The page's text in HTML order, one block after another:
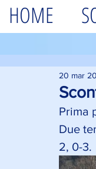
HOME
20 mar
Prima
Due
2, 0-3.